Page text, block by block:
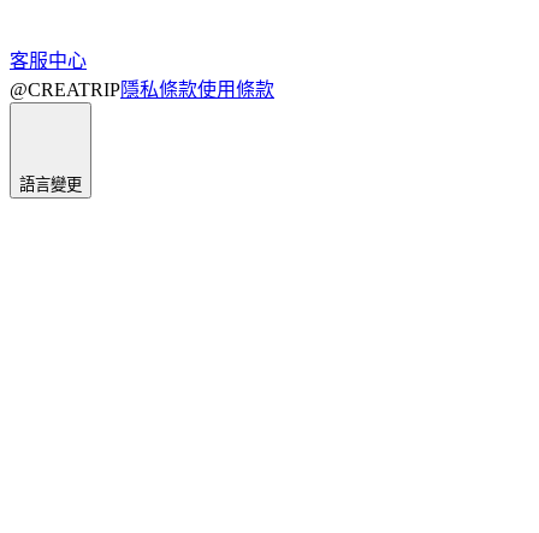
客服中心
@CREATRIP隱私條款使用條款
語言變更